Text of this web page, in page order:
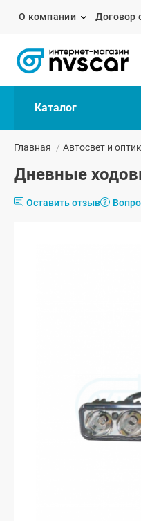
О компании Договор
Каталог
Главная / Автосвет и
Дневные
Оставить отзыв